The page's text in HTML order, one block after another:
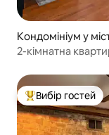
Кондомініум у
2-кімнатна
Топ вибір гостей
Вибір гостей